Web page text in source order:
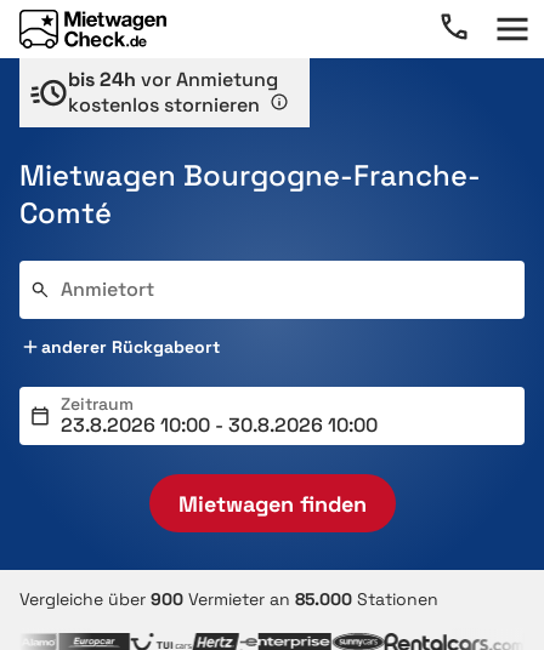
bis 24h vor Anmietung
kostenlos stornieren
Mietwagen Bourgogne-Franche-
Comté
Anmietort
anderer Rückgabeort
Zeitraum
Mietwagen finden
Vergleiche über 900 Vermieter an 85.000 Stationen